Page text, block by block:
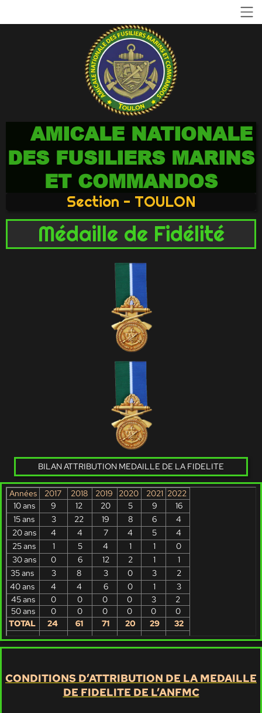
AMICALE NATIONALE
DES FUSILIERS MARINS
ET COMMANDOS
Section - TOULON
Médaille de Fidélité
BILAN ATTRIBUTION MEDAILLE DE LA FIDELITE
Années 2017 2018 2019 2020 2021 2022
10 ans
9 12 20 5 9
16
15 ans
3 22 19 8 6
4
20 ans
4 4 7 4 5
4
25 ans
1 5 4 1 1
0
30 ans
0 6 12 2 1
1
35 ans
3 8 3 0 3
2
40 ans
4 4 6 0 1
3
45 ans
0 0 0 0 3
2
50 ans
0 0 0 0 0
0
TOTAL
24 61 71 20 29 32
CONDITIONS D’ATTRIBUTION DE LA MEDAILLE
DE FIDELITE DE L’ANFMC